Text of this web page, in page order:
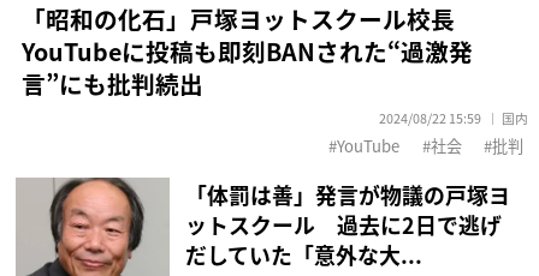
「昭和の化石」戸塚ヨットスクール校長
YouTubeに投稿も即刻BANされた“過激発
言”にも批判続出
2024/08/22 15:59 国内
YouTube 社会 批判
「体罰は善」発言が物議の戸塚ヨ
ットスクール 過去に2日で逃げ
だしていた「意外な大...